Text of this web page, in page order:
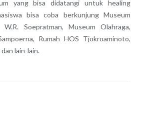
yang bisa didatangi untuk healing
bisa coba berkunjung Museum
W.R. Soepratman, Museum Olahraga,
Rumah HOS Tjokroaminoto,
lain-lain.